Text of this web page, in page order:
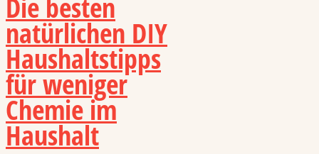
natürlichen DIY
Haushaltstipps
für weniger
Chemie im
Haushalt